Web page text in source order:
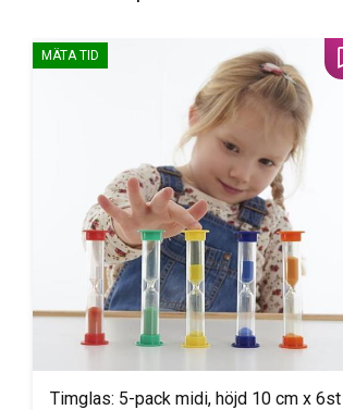
Timglas: 5-pack midi, höjd 10 cm x 6st
MÄTA TID